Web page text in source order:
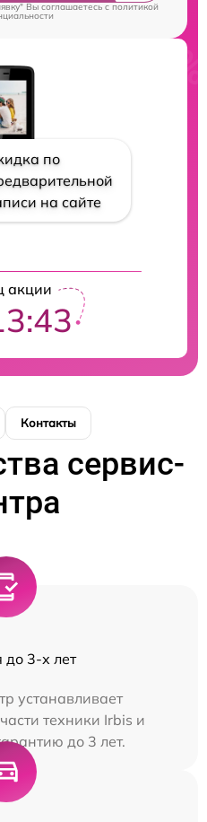
Вы соглашаетесь c политикой
по
на сайте
акции
Контакты
сервис-
до 3-х лет
устанавливает
техники Irbis и
до 3 лет.